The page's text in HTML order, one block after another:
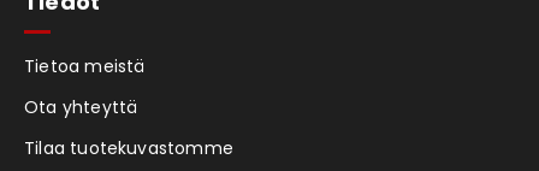
Tietoa meistä
Ota yhteyttä
Tilaa tuotekuvastomme